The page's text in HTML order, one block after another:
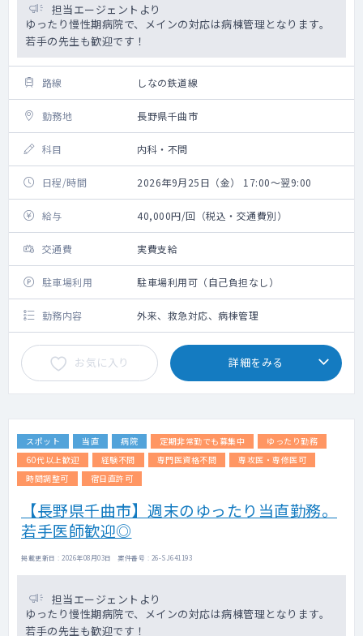
担当エージェントより
ゆったり慢性期病院で、メインの対応は病棟管理となります。
若手の先生も歓迎です！
路線 しなの鉄道線
勤務地 長野県千曲市
科目 内科・不問
日程/時間 2026年9月25日（金） 17:00～翌9:00
給与 40,000円/回（税込・交通費別）
交通費 実費支給
駐車場利用 駐車場利用可（自己負担なし）
勤務内容 外来、救急対応、病棟管理
お気に入り 詳細をみる
スポット 当直 病院 定期非常勤でも募集中
ゆったり勤務
60代以上歓迎
経験不問 専門医資格不問
専攻医・専修医可
時間調整可
宿日直許可
【長野県千曲市】週末のゆったり当直勤務。
若手医師歓迎◎
掲載更新日 : 2026年08月03日 案件番号 : 26-SJ641193
担当エージェントより
ゆったり慢性期病院で、メインの対応は病棟管理となります。
若手の先生も歓迎です！